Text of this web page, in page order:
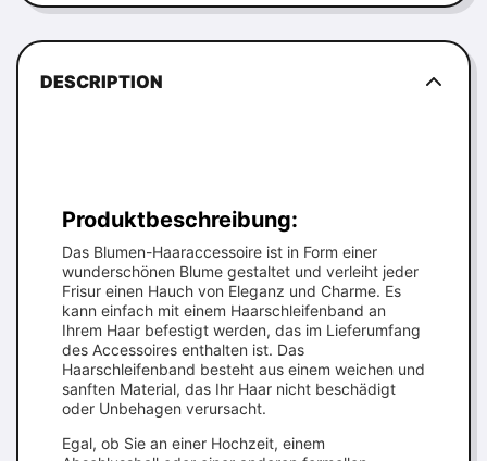
DESCRIPTION
Produktbeschreibung:
Das Blumen-Haaraccessoire ist in Form einer
wunderschönen Blume gestaltet und verleiht jeder
Frisur einen Hauch von Eleganz und Charme. Es
kann einfach mit einem Haarschleifenband an
Ihrem Haar befestigt werden, das im Lieferumfang
des Accessoires enthalten ist. Das
Haarschleifenband besteht aus einem weichen und
sanften Material, das Ihr Haar nicht beschädigt
oder Unbehagen verursacht.
Egal, ob Sie an einer Hochzeit, einem